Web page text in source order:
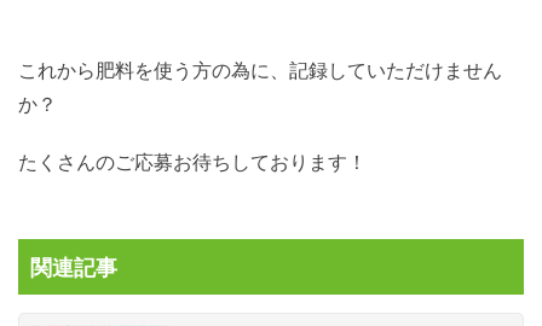
これから肥料を使う方の為に、記録していただけません
か？
たくさんのご応募お待ちしております！
関連記事